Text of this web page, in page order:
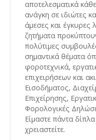
αποτελεσματικά
ανάγκη σε ιδιώτες
άμεσες και έγκυρες
ζητήματα
πολύτιμες
σημαντικά θέματα
φοροτεχνικά,
επιχειρήσεων και
Εισοδήματος,
Επιχείρησης,
Φορολογικές
Είμαστε πάντα
χρειαστείτε.